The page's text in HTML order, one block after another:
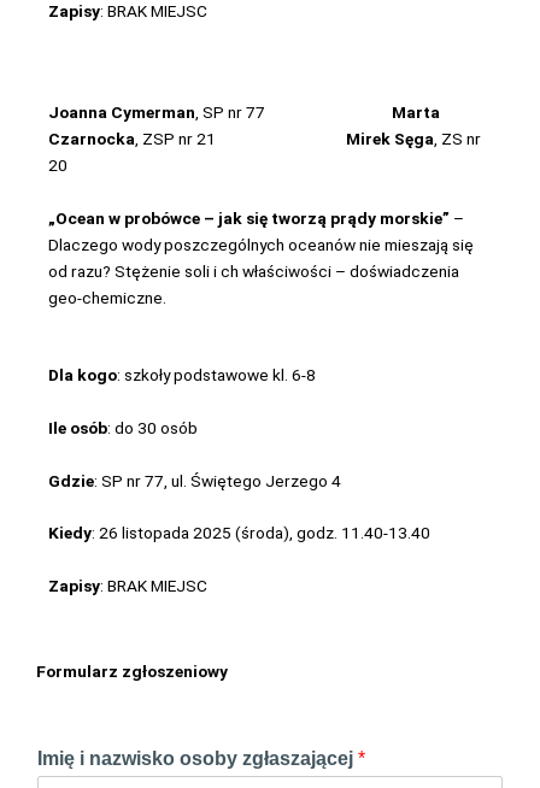
Zapisy: BRAK MIEJSC
Joanna Cymerman , SP nr 77 Marta
Czarnocka , ZSP nr 21 Mirek Sęga , ZS nr
20
„Ocean w probówce – jak się tworzą prądy morskie” –
Dlaczego wody poszczególnych oceanów nie mieszają się
od razu? Stężenie soli i ch właściwości – doświadczenia
geo-chemiczne.
Dla kogo: szkoły podstawowe kl. 6-8
Ile osób: do 30 osób
Gdzie: SP nr 77, ul. Świętego Jerzego 4
Kiedy: 26 listopada 2025 (środa), godz. 11.40-13.40
Zapisy: BRAK MIEJSC
Formularz zgłoszeniowy
Imię i nazwisko osoby zgłaszającej *